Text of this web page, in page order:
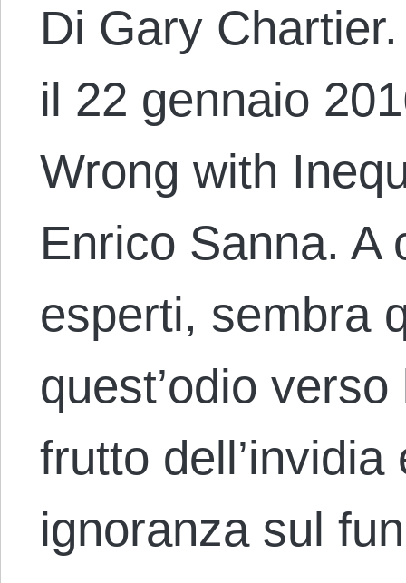
Di Gary
il 22 gennaio
Wrong with
Enrico Sanna. A
esperti, sembra
quest’odio
frutto
ignoranza sul